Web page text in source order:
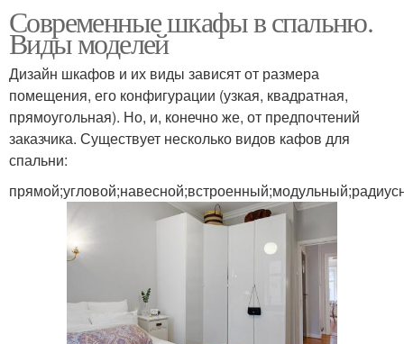
Современные шкафы в спальню.
Виды моделей
Дизайн шкафов и их виды зависят от размера
помещения, его конфигурации (узкая, квадратная,
прямоугольная). Но, и, конечно же, от предпочтений
заказчика. Существует несколько видов кафов для
спальни: